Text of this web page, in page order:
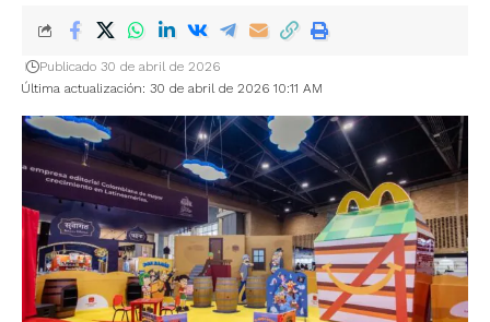
Última actualización: 30 de abril de 2026 10:11 AM
Publicado 30 de abril de 2026